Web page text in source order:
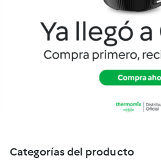
Cookidoo
Categorías del producto